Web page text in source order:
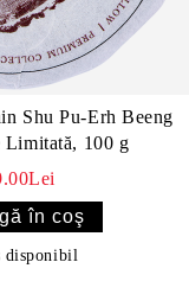
Shu Pu-Erh Beeng
Limitată, 100 g
disponibil